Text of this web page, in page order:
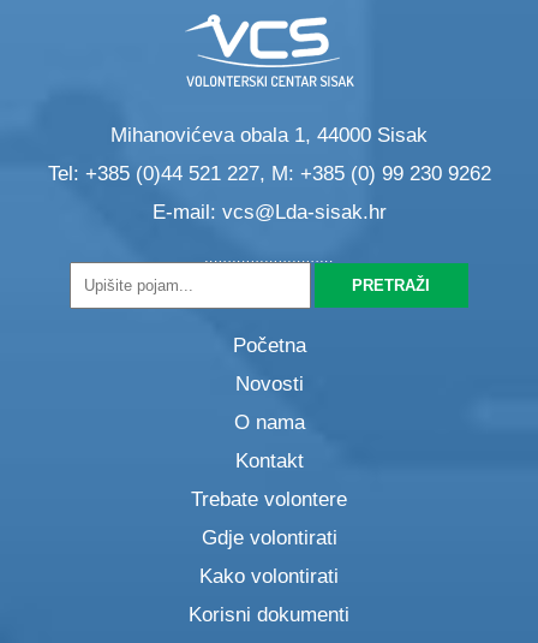
Mihanovićeva obala 1, 44000 Sisak
Tel: +385 (0)44 521 227, M: +385 (0) 99 230 9262
E-mail: vcs@Lda-sisak.hr
Početna
Novosti
O nama
Kontakt
Trebate volontere
Gdje volontirati
Kako volontirati
Korisni dokumenti